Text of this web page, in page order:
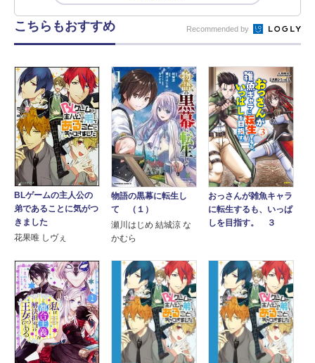
こちらもおすすめ Recommended by
BLゲームの主人公の
弟であることに気がつ
きました
花果唯 しヴぇ
物語の黒幕に転生し
て （１）
瀬川はじめ 結城涼 な
かむら
おっさんが雑魚キャラ
に転生するも、いっぱ
しを目指す。 ３